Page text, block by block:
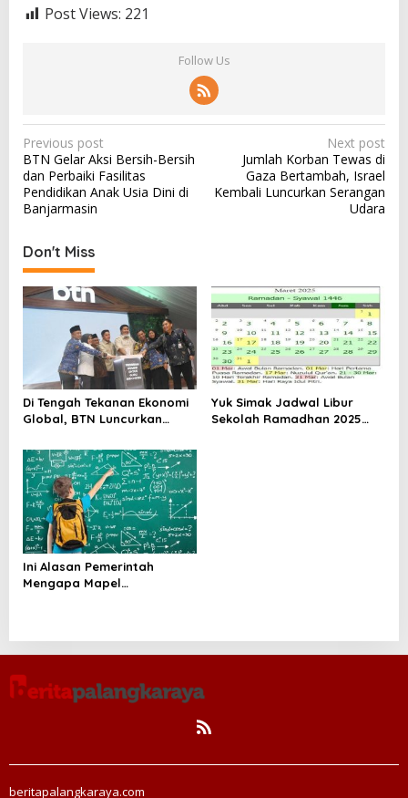
Post Views: 221
Follow Us
P
o
s
t
n
a
v
a
t
i
o
n
Previous post
BTN Gelar Aksi Bersih-Bersih
dan Perbaiki Fasilitas
Pendidikan Anak Usia Dini di
Banjarmasin
Next post
Jumlah Korban Tewas di
Gaza Bertambah, Israel
Kembali Luncurkan Serangan
Udara
Don't Miss
Di Tengah Tekanan Ekonomi
Global, BTN Luncurkan
Yuk Simak Jadwal Libur
Sekolah Ramadhan 2025
Ini Alasan Pemerintah
Mengapa Mapel
beritapalangkaraya.com